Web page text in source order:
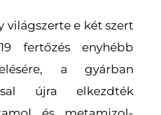
világszerte e két szert
fertőzés enyhébb
a gyárban
újra elkezdték